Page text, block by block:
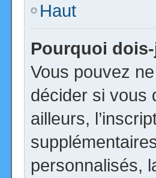
Haut
Pourquoi
Vous pouvez
décider si vous
ailleurs,
personnalisés,